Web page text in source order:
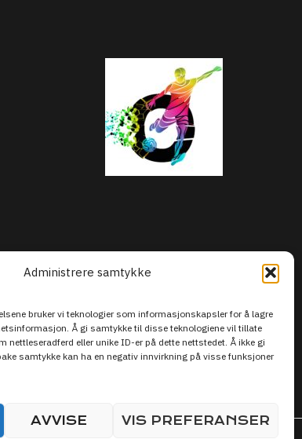
Administrere samtykke
bruker vi teknologier som informasjonskapsler for å lagre
Å gi samtykke til disse teknologiene vil tillate
nettleseradferd eller unike ID-er på dette nettstedet. Å ikke gi
samtykke kan ha en negativ innvirkning på visse funksjoner
AVVISE VIS PREFERANSER